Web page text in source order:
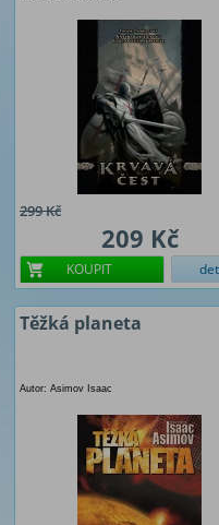
299 Kč
209 Kč
KOUPIT
Těžká planeta
Autor: Asimov Isaac